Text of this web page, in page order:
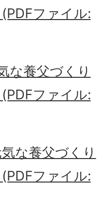
ファイル:
な養父づくり
ファイル:
な養父づくり
ファイル: